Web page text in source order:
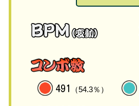
491 （54.3％）